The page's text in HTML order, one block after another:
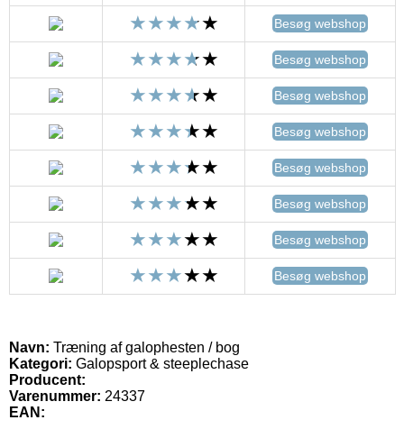
Besøg webshop
Besøg webshop
Besøg webshop
Besøg webshop
Besøg webshop
Besøg webshop
Besøg webshop
Besøg webshop
Navn: Træning af galophesten / bog
Kategori: Galopsport & steeplechase
Producent:
Varenummer: 24337
EAN: